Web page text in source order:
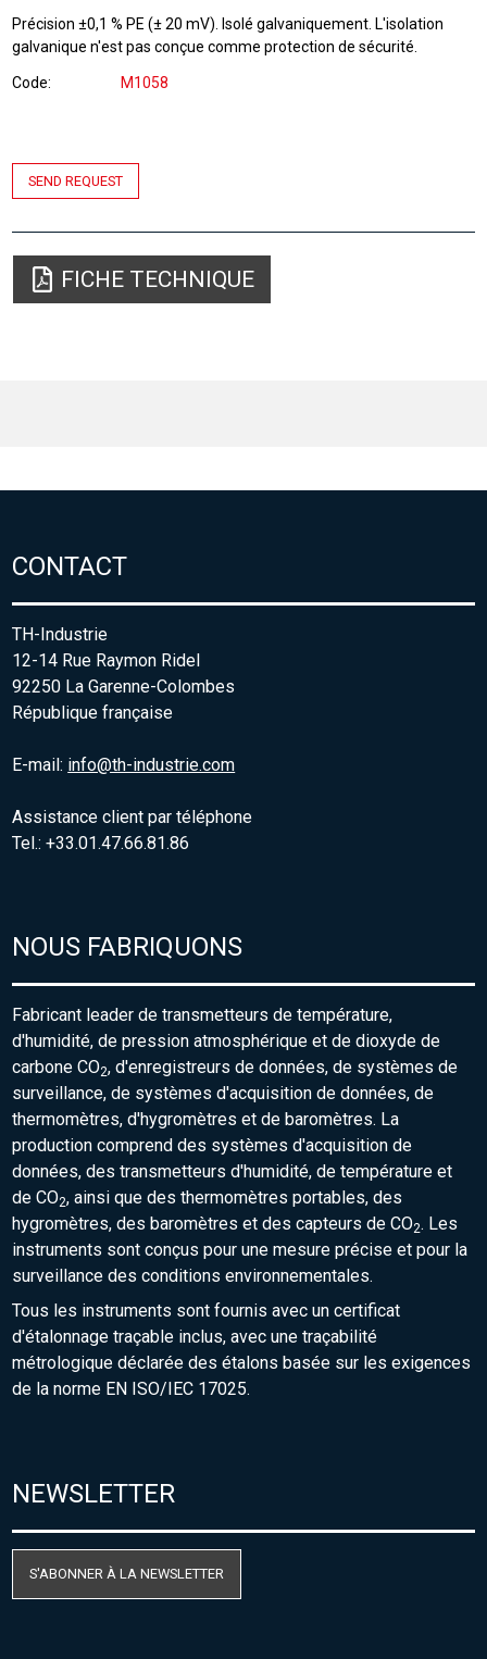
Précision ±0,1 % PE (± 20 mV). Isolé galvaniquement. L'isolation
galvanique n'est pas conçue comme protection de sécurité.
Code M1058
SEND REQUEST
FICHE TECHNIQUE
CONTACT
TH-Industrie
12-14 Rue Raymon Ridel
92250 La Garenne-Colombes
République française
E-mail: info@th-industrie.com
Assistance client par téléphone
Tel.: +33.01.47.66.81.86
NOUS FABRIQUONS
Fabricant leader de transmetteurs de température,
d'humidité, de pression atmosphérique et de dioxyde de
carbone CO2, d'enregistreurs de données, de systèmes de
surveillance, de systèmes d'acquisition de données, de
thermomètres, d'hygromètres et de baromètres. La
production comprend des systèmes d'acquisition de
données, des transmetteurs d'humidité, de température et
de CO2, ainsi que des thermomètres portables, des
hygromètres, des baromètres et des capteurs de CO2. Les
instruments sont conçus pour une mesure précise et pour la
surveillance des conditions environnementales.
Tous les instruments sont fournis avec un certificat
d'étalonnage traçable inclus, avec une traçabilité
métrologique déclarée des étalons basée sur les exigences
de la norme EN ISO/IEC 17025.
NEWSLETTER
S'ABONNER À LA NEWSLETTER